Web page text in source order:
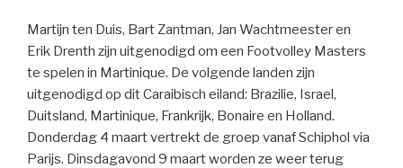
Martijn ten Duis, Bart Zantman, Jan Wachtmeester en
Erik Drenth zijn uitgenodigd om een Footvolley Masters
te spelen in Martinique. De volgende landen zijn
uitgenodigd op dit Caraibisch eiland: Brazilie, Israel,
Duitsland, Martinique, Frankrijk, Bonaire en Holland.
Donderdag 4 maart vertrekt de groep vanaf Schiphol via
Parijs. Dinsdagavond 9 maart worden ze weer terug